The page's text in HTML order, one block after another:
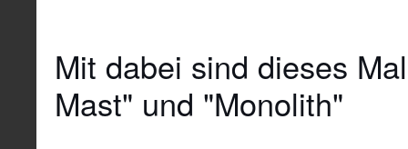
Mit dabei sind dieses
Mast" und "Monolith"